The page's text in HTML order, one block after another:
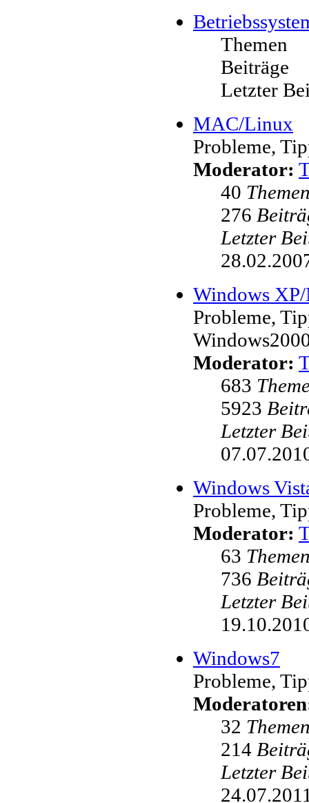
Themen
Beiträge
Letzter
MAC/Linux
Probleme,
Moderator:
40
276
Letzter
Windows
Probleme,
Moderator:
683
5923
Letzter
Windows
Probleme,
Moderator:
63
736
Letzter
Windows7
Probleme,
32
214
Letzter